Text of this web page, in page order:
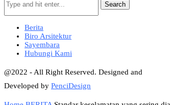
Search
Berita
Biro Arsitektur
Sayembara
Hubungi Kami
@2022 - All Right Reserved. Designed and
Developed by PenciDesign